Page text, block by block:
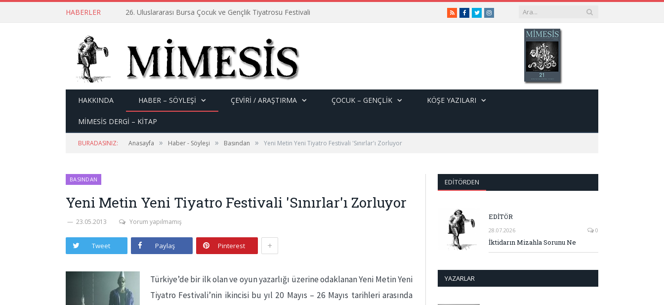
HABERLER 26. Uluslararası Bursa Çocuk ve Gençlik Tiyatrosu Festivali RSSFacebook
TwitterInstagram
HAKKINDA HABER – SÖYLEŞI ÇEVİRİ / ARAŞTIRMA ÇOCUK – GENÇLIK KÖŞE YAZILARI
MİMESİS DERGİ – KİTAP
BURADASINIZ: Anasayfa » Haber - Söyleşi » Basından » Yeni Metin Yeni Tiyatro Festivali 'Sınırlar'ı Zorluyor
BASINDAN
Yeni Metin Yeni Tiyatro Festivali 'Sınırlar'ı Zorluyor
23.05.2013 Yorum yapılmamış
Tweet Paylaş Pinterest +
Türkiye’de bir ilk olan ve oyun yazarlığı üzerine odaklanan Yeni Metin Yeni
Tiyatro Festivali’nin ikincisi bu yıl 20 Mayıs – 26 Mayıs tarihleri arasında
EDITÖRDEN
EDİTÖR
28.07.2026 0
İktidarın Mizahla Sorunu Ne
YAZARLAR